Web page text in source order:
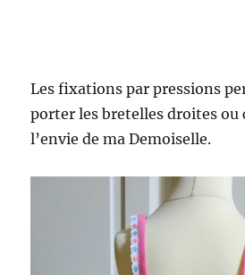
Les fixations par pressions
porter les bretelles droites ou
l’envie de ma Demoiselle.